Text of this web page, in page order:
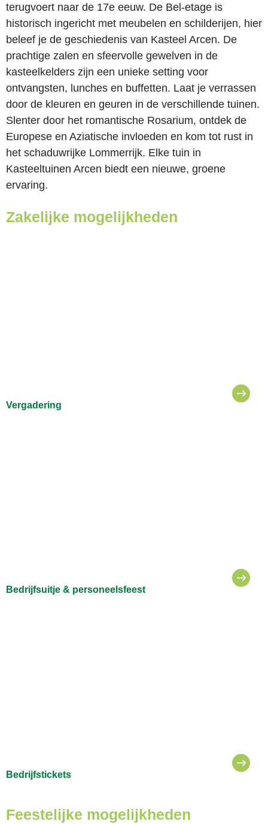
terugvoert naar de 17e eeuw. De Bel-etage is
historisch ingericht met meubelen en schilderijen, hier
beleef je de geschiedenis van Kasteel Arcen. De
prachtige zalen en sfeervolle gewelven in de
kasteelkelders zijn een unieke setting voor
ontvangsten, lunches en buffetten. Laat je verrassen
door de kleuren en geuren in de verschillende tuinen.
Slenter door het romantische Rosarium, ontdek de
Europese en Aziatische invloeden en kom tot rust in
het schaduwrijke Lommerrijk. Elke tuin in
Kasteeltuinen Arcen biedt een nieuwe, groene
ervaring.
Zakelijke mogelijkheden
Vergadering
Bedrijfsuitje & personeelsfeest
Bedrijfstickets
Feestelijke mogelijkheden